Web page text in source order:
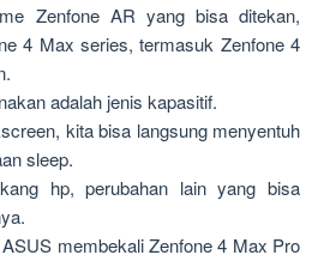
Zenfone AR yang bisa ditekan,
4 Max series, termasuk Zenfone 4
adalah jenis kapasitif.
kita bisa langsung menyentuh
sleep.
hp, perubahan lain yang bisa
membekali Zenfone 4 Max Pro